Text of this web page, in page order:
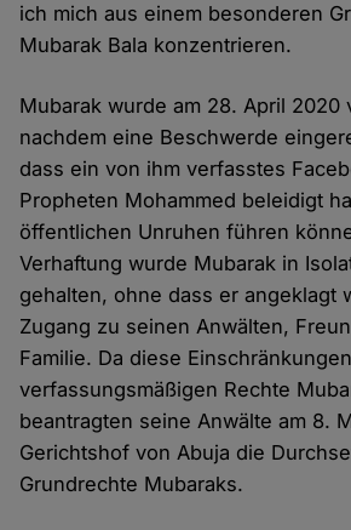
ich mich aus einem besonderen
Mubarak Bala konzentrieren.
Mubarak wurde am 28. April 2020
nachdem eine Beschwerde
dass ein von ihm verfasstes
Propheten Mohammed beleidigt
öffentlichen Unruhen führen
Verhaftung wurde Mubarak in
gehalten, ohne dass er angeklagt
Zugang zu seinen Anwälten,
Familie. Da diese
verfassungsmäßigen Rechte
beantragten seine Anwälte am 8.
Gerichtshof von Abuja die
Grundrechte Mubaraks.